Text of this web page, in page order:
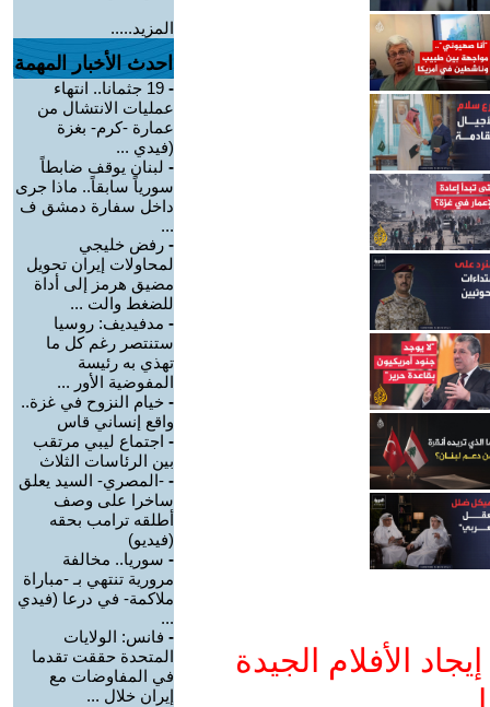
الأفلام الجيدة
المزيد.....
احدث الأخبار المهمة
-
19 جثمانا.. انتهاء
عمليات الانتشال من
عمارة -كرم- بغزة
(فيدي ...
- لبنان يوقف ضابطاً
سورياً سابقاً.. ماذا جرى
داخل سفارة دمشق ف
...
- رفض خليجي
لمحاولات إيران تحويل
مضيق هرمز إلى أداة
للضغط والت ...
- مدفيديف: روسيا
ستنتصر رغم كل ما
تهذي به رئيسة
المفوضية الأور ...
- خيام النزوح في غزة..
واقع إنساني قاس
- اجتماع ليبي مرتقب
بين الرئاسات الثلاث
- -المصري- السيد يعلق
ساخرا على وصف
أطلقه ترامب بحقه
(فيديو)
- سوريا.. مخالفة
مرورية تنتهي بـ -مباراة
ملاكمة- في درعا (فيدي
...
- فانس: الولايات
المتحدة حققت تقدما
في المفاوضات مع
إيران خلال ...